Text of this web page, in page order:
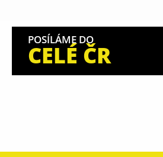
POSÍLÁME DO
CELÉ ČR